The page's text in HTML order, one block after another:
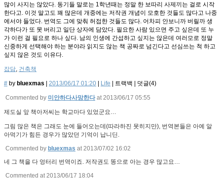
많이 사지는 않았다. 동기들 말로는 1학년때는 정말 한 보따리 사제끼는 걸로 시작
한다고. 이것 말고도 꽤 많은데 개중에는 저작권 개념이 모호한 것들도 많다고 나중
에서야 들었다. 번역도 그에 맞춰 허접한 것들도 많다. 어차피 안보니까 버릴까 생
각하다가 또 못 버리고 일단 상자에 담았다. 필요한 사람 있으면 주고 싶은데 또 누
가 이런 걸 필요로 하나 싶다. 남의 인생에 간섭하고 싶지는 않은데 여러모로 정말
신중하게 선택해야 하는 분야라 읽지도 않는 책 공짜로 넘긴다고 선심쓰는 척 하고
싶지 않은 것도 이유다.
잡담, 건축책
# by bluexmas 2013/06/17 01:20 Life 트랙백 덧글(4)
Commented by 미안하다사망한다at 2013/06/17 05:55
제도실 앞 책아저씨는 학교마다 있었군요…
그림 많은 책은 그래도 눈에 들어오는데(따라하진 못히지만), 번역본들은 아예 알
아먹기가 힘든 경우가 많았던 기억이 납니딘.
Commented by bluexmas at 2013/07/02 16:02
네 그 책을 다 엉터리 번역이죠. 저작권도 똥으로 아는 경우 많고요…
Commented at 2013/06/17 18:04